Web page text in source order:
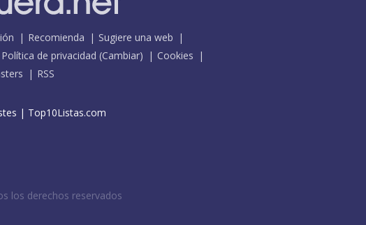
Recomienda
Sugiere una web
Política de privacidad (Cambiar)
Cookies
RSS
| Top10Listas.com
los derechos reservados